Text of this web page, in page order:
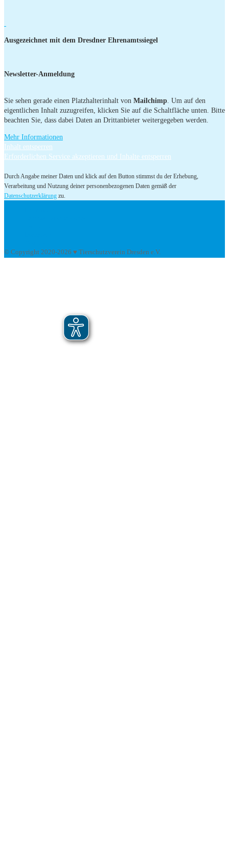
Ausgezeichnet mit dem Dresdner Ehrenamtssiegel
Newsletter-Anmeldung
Sie sehen gerade einen Platzhalterinhalt von Mailchimp . Um auf den
eigentlichen Inhalt zuzugreifen, klicken Sie auf die Schaltfläche unten. Bitte
beachten Sie, dass dabei Daten an Drittanbieter weitergegeben werden.
Mehr Informationen
Inhalt entsperren
Erforderlichen Service akzeptieren und Inhalte entsperren
Durch Angabe meiner Daten und klick auf den Button stimmst du der Erhebung,
Verarbeitung und Nutzung deiner personenbezogenen Daten gemäß der
Datenschutzerklärung zu.
© Copyright 2020-2026 ♥ Tierschutzverein Dresden e.V.